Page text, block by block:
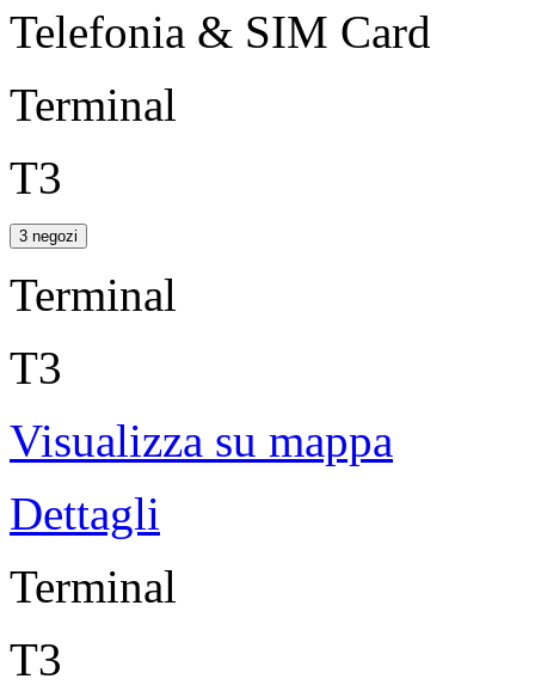
Telefonia & SIM Card
Terminal
T3
3 negozi
Terminal
T3
Visualizza su mappa
Dettagli
Terminal
T3